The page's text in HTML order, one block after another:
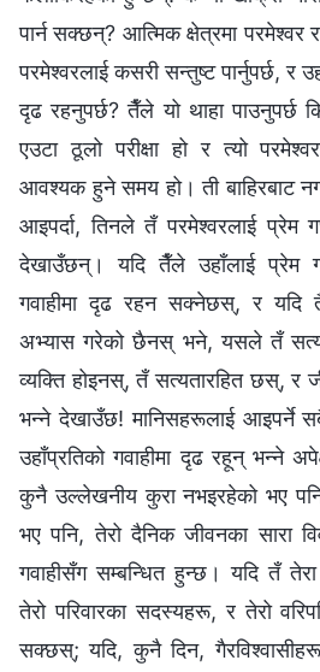
पार्न सक्छन्? आत्मिक क्षेत्रमा
परमेश्‍वरलाई कसरी सन्तुष्ट पार्नुपर्छ, र
दृढ रहनुपर्छ? तैँले यो थाहा पाउनुपर्छ
एउटा ठूलो परीक्षा हो र त्यो
आवश्यक हुने समय हो। ती बाहिरबाट
आइपर्दा, तिनले तँ परमेश्‍वरलाई प्रेम
देखाउँछन्। यदि तैँले उहाँलाई प्रेम
गवाहीमा दृढ रहन सक्नेछस्, र यदि
अभ्यास गरेको छैनस् भने, यसले तँ
व्यक्ति होइनस्, तँ सत्यतारहित छस्, र
भन्‍ने देखाउँछ! मानिसहरूलाई आइपर्ने
उहाँप्रतिको गवाहीमा दृढ रहून् भन्ने
कुनै उल्लेखनीय कुरा नभइरहेको भए
भए पनि, तेरो दैनिक जीवनका सारा
गवाहीसँग सम्बन्धित हुन्छ। यदि तँ तेरा
तेरो परिवारका सदस्यहरू, र तेरो
सक्छस्; यदि, कुनै दिन,